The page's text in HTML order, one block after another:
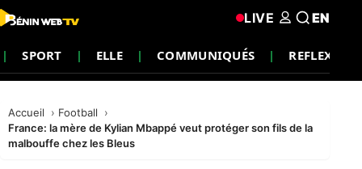
SPORT ELLE COMMUNIQUÉS REFLEXION
LIVE EN
Accueil
Football
France: la mère de Kylian Mbappé veut protéger son fils de la
malbouffe chez les Bleus